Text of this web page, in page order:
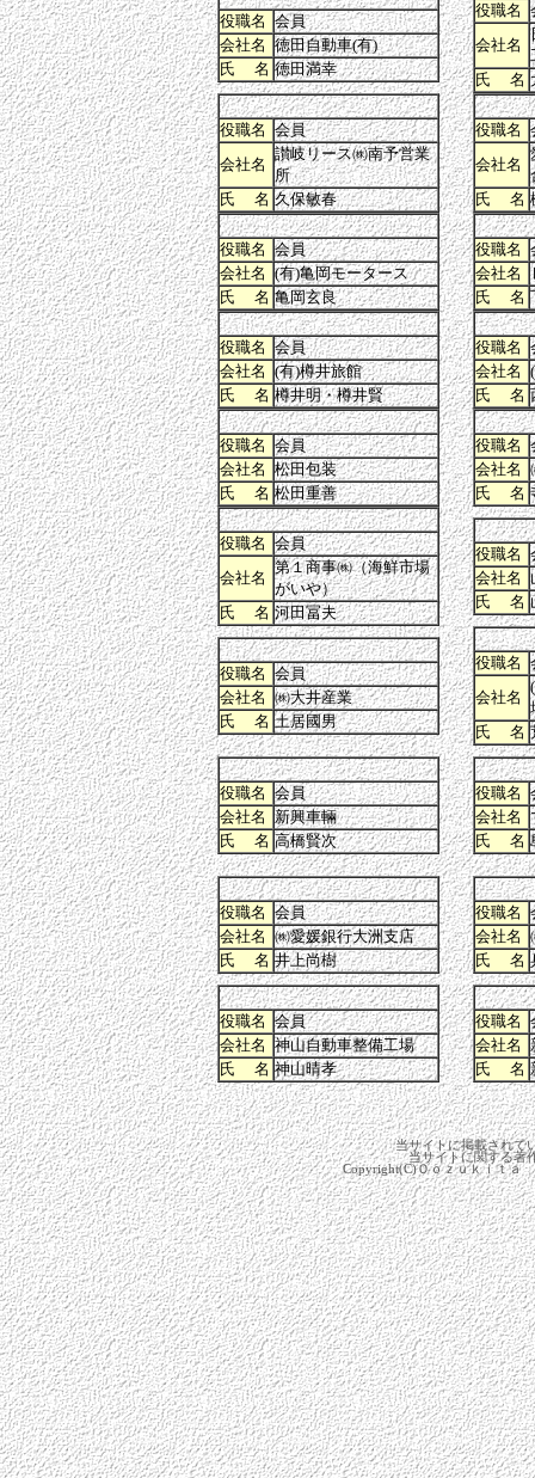
役職名 会員
会社名 徳田自動車(有)
氏 名 徳田満幸
役職名
会社名
氏 名
役職名 会員
会社名
讃岐リース㈱南予営業
所
氏 名 久保敏春
役職名
会社名
氏 名
役職名 会員
会社名 (有)亀岡モータース
氏 名 亀岡玄良
役職名
会社名
氏 名
役職名 会員
会社名 (有)樽井旅館
氏 名 樽井明・樽井賢
役職名
会社名
氏 名
役職名 会員
会社名 松田包装
氏 名 松田重善
役職名
会社名
氏 名
役職名 会員
会社名
第１商事㈱（海鮮市場
がいや）
氏 名 河田冨夫
役職名
会社名
氏 名
役職名 会員
会社名 ㈱大井産業
氏 名 土居國男
役職名
会社名
氏 名
役職名 会員
会社名 新興車輛
氏 名 高橋賢次
役職名
会社名
氏 名
役職名 会員
会社名 ㈱愛媛銀行大洲支店
氏 名 井上尚樹
役職名
会社名
氏 名
役職名 会員
会社名 神山自動車整備工場
氏 名 神山晴孝
役職名
会社名
氏 名
当サイトに掲載されて
当サイトに関する著
Copyright(C)Ｏｏｚｕｋｉｔａ